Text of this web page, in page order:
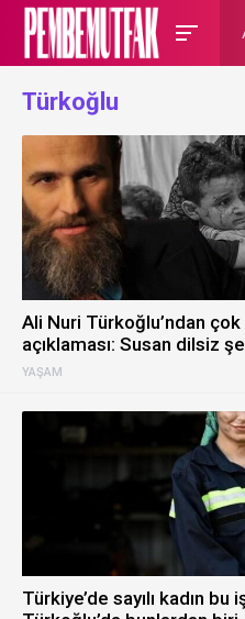
Türkoğlu
YAŞAM
Ali Nuri Türkoğlu’ndan
açıklaması: Susan dilsiz
Türkiye’de sayılı kadın bu